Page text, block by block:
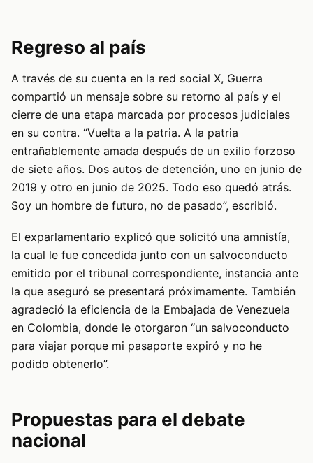
Regreso al país
A través de su cuenta en la red social X, Guerra
compartió un mensaje sobre su retorno al país y el
cierre de una etapa marcada por procesos judiciales
en su contra. “Vuelta a la patria. A la patria
entrañablemente amada después de un exilio forzoso
de siete años. Dos autos de detención, uno en junio de
2019 y otro en junio de 2025. Todo eso quedó atrás.
Soy un hombre de futuro, no de pasado”, escribió.
El exparlamentario explicó que solicitó una amnistía,
la cual le fue concedida junto con un salvoconducto
emitido por el tribunal correspondiente, instancia ante
la que aseguró se presentará próximamente. También
agradeció la eficiencia de la Embajada de Venezuela
en Colombia, donde le otorgaron “un salvoconducto
para viajar porque mi pasaporte expiró y no he
podido obtenerlo”.
Propuestas para el debate
nacional